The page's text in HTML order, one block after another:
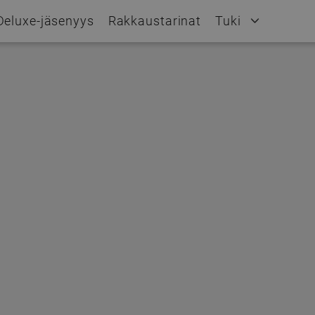
jäsenyys Rakkaustarinat Tuki